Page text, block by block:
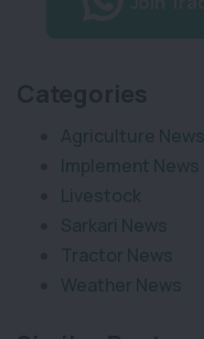
Agriculture News
Implement News
Livestock
Sarkari News
Tractor News
Weather News